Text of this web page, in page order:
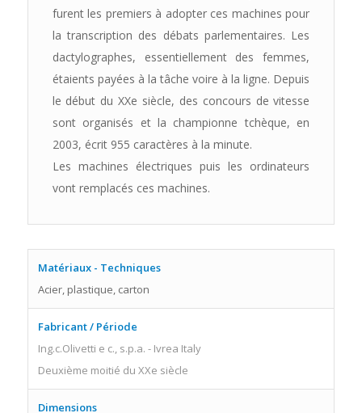
furent les premiers à adopter ces machines pour
la transcription des débats parlementaires. Les
dactylographes, essentiellement des femmes,
étaients payées à la tâche voire à la ligne. Depuis
le début du XXe siècle, des concours de vitesse
sont organisés et la championne tchèque, en
2003, écrit 955 caractères à la minute.
Les machines électriques puis les ordinateurs
vont remplacés ces machines.
Matériaux - Techniques
Acier, plastique, carton
Fabricant / Période
Ing.c.Olivetti e c., s.p.a. - Ivrea Italy
Deuxième moitié du XXe siècle
Dimensions